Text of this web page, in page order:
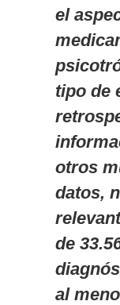
el
tipo de
otros
datos,
de
al